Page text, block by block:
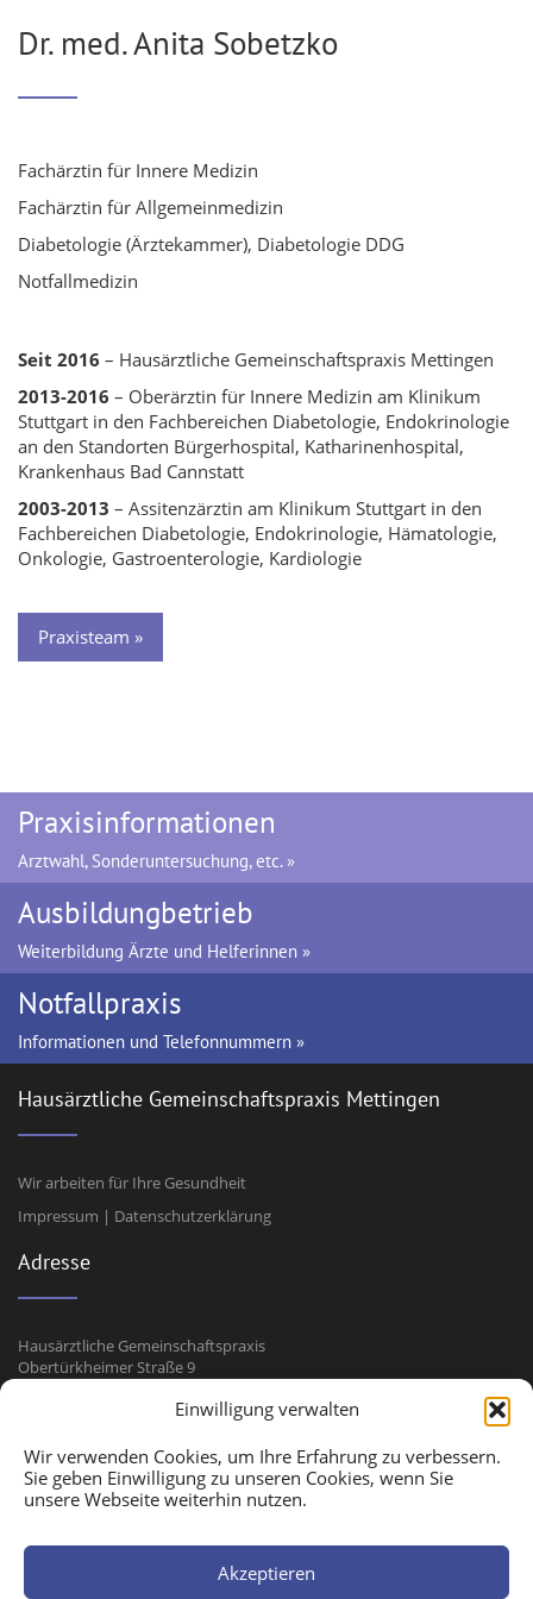
Einwilligung verwalten
Wir verwenden Cookies, um Ihre Erfahrung zu verbessern.
Sie geben Einwilligung zu unseren Cookies, wenn Sie
unsere Webseite weiterhin nutzen.
Akzeptieren
Dr. med. Anita Sobetzko
Fachärztin für Innere Medizin
Fachärztin für Allgemeinmedizin
Diabetologie (Ärztekammer), Diabetologie DDG
Notfallmedizin
Seit 2016 – Hausärztliche Gemeinschaftspraxis Mettingen
2013-2016 – Oberärztin für Innere Medizin am Klinikum
Stuttgart in den Fachbereichen Diabetologie, Endokrinologie
an den Standorten Bürgerhospital, Katharinenhospital,
Krankenhaus Bad Cannstatt
2003-2013 – Assitenzärztin am Klinikum Stuttgart in den
Fachbereichen Diabetologie, Endokrinologie, Hämatologie,
Onkologie, Gastroenterologie, Kardiologie
Praxisteam »
Praxisinformationen
Arztwahl, Sonderuntersuchung, etc. »
Ausbildungbetrieb
Weiterbildung Ärzte und Helferinnen »
Notfallpraxis
Informationen und Telefonnummern »
Hausärztliche Gemeinschaftspraxis Mettingen
Wir arbeiten für Ihre Gesundheit
Impressum | Datenschutzerklärung
Adresse
Hausärztliche Gemeinschaftspraxis
Obertürkheimer Straße 9